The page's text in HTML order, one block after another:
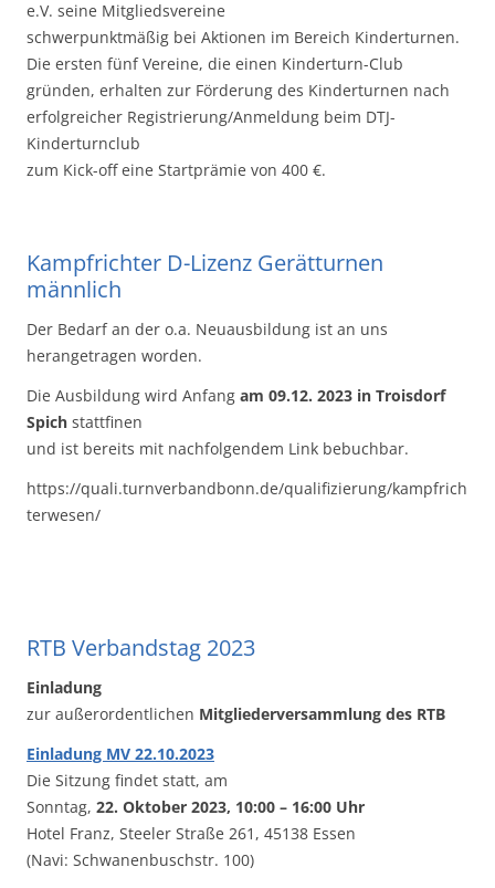
e.V. seine Mitgliedsvereine
schwerpunktmäßig bei Aktionen im Bereich Kinderturnen.
Die ersten fünf Vereine, die einen Kinderturn-Club
gründen, erhalten zur Förderung des Kinderturnen nach
erfolgreicher Registrierung/Anmeldung beim DTJ-
Kinderturnclub
zum Kick-off eine Startprämie von 400 €.
Kampfrichter D-Lizenz Gerätturnen
männlich
Der Bedarf an der o.a. Neuausbildung ist an uns
herangetragen worden.
Die Ausbildung wird Anfang am 09.12. 2023 in Troisdorf
Spich stattfinen
und ist bereits mit nachfolgendem Link bebuchbar.
https://quali.turnverbandbonn.de/qualifizierung/kampfrich
terwesen/
RTB Verbandstag 2023
Einladung
zur außerordentlichen Mitgliederversammlung des RTB
Einladung MV 22.10.2023
Die Sitzung findet statt, am
Sonntag, 22. Oktober 2023, 10:00 – 16:00 Uhr
Hotel Franz, Steeler Straße 261 , 45138 Essen
(Navi: Schwanenbuschstr. 100)